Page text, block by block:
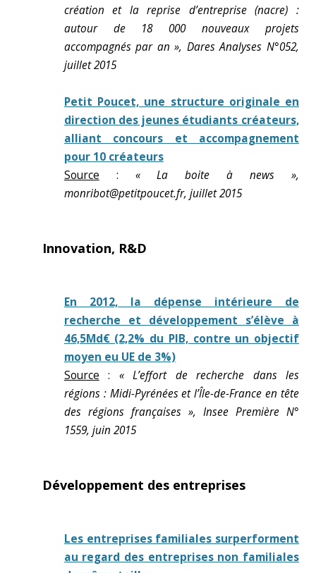
création et la reprise d’entreprise (nacre) :
autour de 18 000 nouveaux projets
accompagnés par an », Dares Analyses N°052,
juillet 2015
Petit Poucet, une structure originale en
direction des jeunes étudiants créateurs,
alliant concours et accompagnement
pour 10 créateurs
Source : « La boite à news »,
monribot@petitpoucet.fr, juillet 2015
Innovation, R&D
En 2012, la dépense intérieure de
recherche et développement s’élève à
46,5Md€ (2,2% du PIB, contre un objectif
moyen eu UE de 3%)
Source : « L’effort de recherche dans les
régions : Midi-Pyrénées et l’Île-de-France en tête
des régions françaises », Insee Première N°
1559, juin 2015
Développement des entreprises
Les entreprises familiales surperforment
au regard des entreprises non familiales